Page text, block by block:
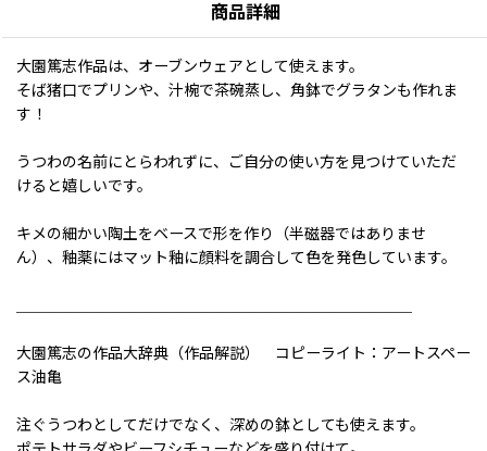
商品詳細
大園篤志作品は、オーブンウェアとして使えます。
そば猪口でプリンや、汁椀で茶碗蒸し、角鉢でグラタンも作れま
す！
うつわの名前にとらわれずに、ご自分の使い方を見つけていただ
けると嬉しいです。
キメの細かい陶土をベースで形を作り（半磁器ではありませ
ん）、釉薬にはマット釉に顔料を調合して色を発色しています。
大園篤志の作品大辞典（作品解説） コピーライト：アートスペー
ス油亀
注ぐうつわとしてだけでなく、深めの鉢としても使えます。